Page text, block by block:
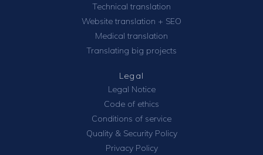
Technical translation
Website translation + SEO
Medical translation
Translating big projects
Legal
Legal Notice
Code of ethics
Conditions of service
Quality & Security Policy
Privacy Policy